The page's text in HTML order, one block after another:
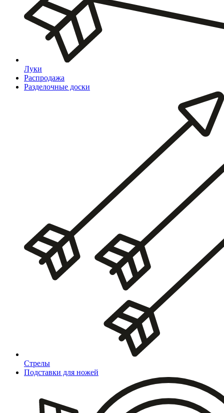
Луки
Распродажа
Разделочные доски
Стрелы
Подставки для ножей